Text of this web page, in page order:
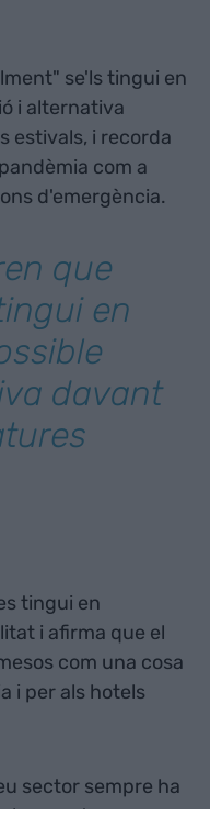
se'ls tingui en
i alternativa
estivals, i recorda
com a
d'emergència.
que
en
davant
tingui en
i afirma que el
com una cosa
i per als hotels
sector sempre ha
seu entorn.